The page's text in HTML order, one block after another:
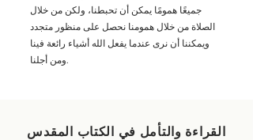
جميعًا همومًا يمكن أن تحبطنا، ولكن من خلال
الصلاة من خلال همومنا نحصل على منظور متجدد
ويمكننا أن نرى عندما يفعل الله أشياء رائعة فينا
ومن أجلنا.
القراءة والتأمل في الكتاب المقدس